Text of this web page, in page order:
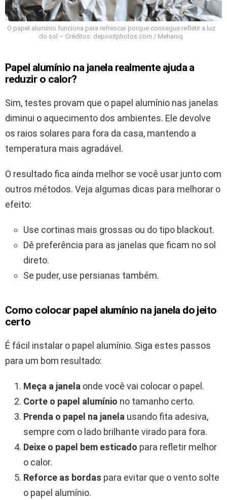
O papel alumínio funciona para refrescar porque consegue refletir a luz
do sol – Créditos: depositphotos.com / Mehaniq
Papel alumínio na janela realmente ajuda a
reduzir o calor?
Sim, testes provam que o papel alumínio nas janelas
diminui o aquecimento dos ambientes. Ele devolve
os raios solares para fora da casa, mantendo a
temperatura mais agradável.
O resultado fica ainda melhor se você usar junto com
outros métodos. Veja algumas dicas para melhorar o
efeito:
Use cortinas mais grossas ou do tipo blackout.
Dê preferência para as janelas que ficam no sol
direto.
Se puder, use persianas também.
Como colocar papel alumínio na janela do jeito
certo
É fácil instalar o papel alumínio. Siga estes passos
para um bom resultado:
Meça a janela onde você vai colocar o papel.
Corte o papel alumínio no tamanho certo.
Prenda o papel na janela usando fita adesiva,
sempre com o lado brilhante virado para fora.
Deixe o papel bem esticado para refletir melhor
o calor.
Reforce as bordas para evitar que o vento solte
o papel alumínio.